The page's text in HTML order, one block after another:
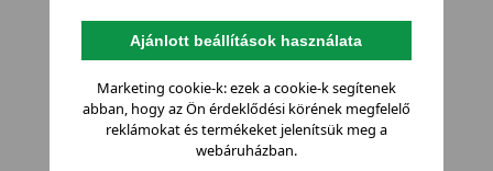
Ajánlott beállítások használata
Marketing cookie-k: ezek a cookie-k segítenek
abban, hogy az Ön érdeklődési körének megfelelő
reklámokat és termékeket jelenítsük meg a
webáruházban.